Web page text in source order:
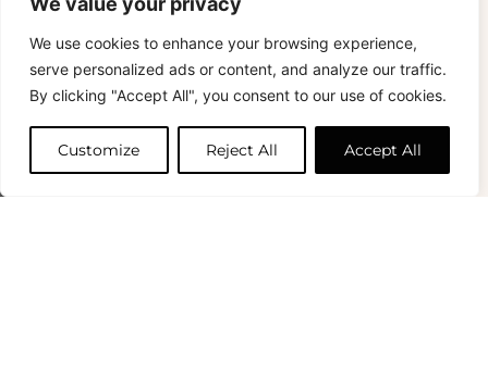
We use cookies to enhance your browsing experience,
serve personalized ads or content, and analyze our traffic.
By clicking "Accept All", you consent to our use of cookies.
Customize Reject All Accept All
Copyright © 2024 – © La Soufflerie.
Toutes les créations, tous les designs et tous les contenus sont
protégés par le droit d’auteur et le droit des marques.
Photos non contractuelles.
Vous voulez rester informé ? Inscrivez-vous